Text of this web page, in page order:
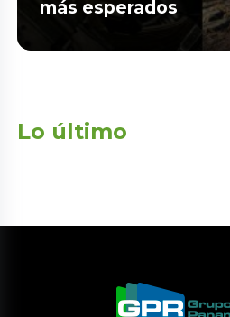
más esperados
Lo último